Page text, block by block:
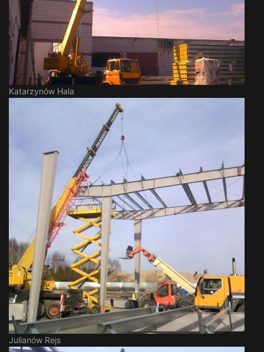
Katarzynów Hala
Julianów Rejs